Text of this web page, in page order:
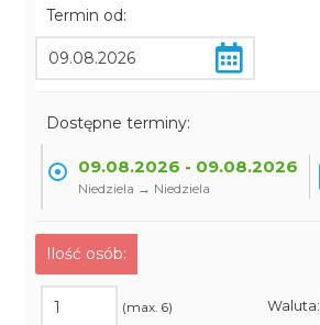
Termin od:
Dostępne terminy:
09.08.2026 - 09.08.2026
Niedziela → Niedziela
Ilość osób:
(max. 6) Waluta: